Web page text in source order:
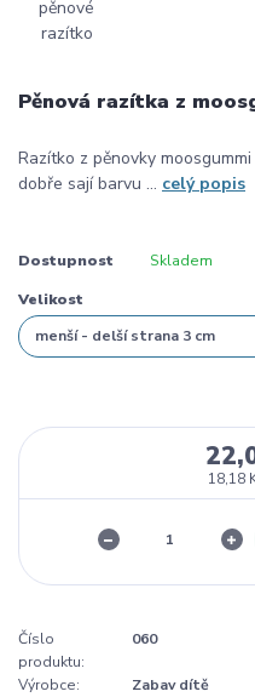
Pěnová razítka z
Razítko z pěnovky
dobře sají barvu ... celý popis
Dostupnost Skladem
Velikost
18,18
Číslo
produktu:
060
Výrobce:
Zabav dítě